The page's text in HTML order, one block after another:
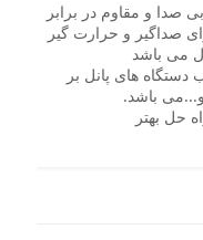
صدا و مقاوم در برابر
صداگیر و حرارت گیر
می باشد
های پانل بر
باشد.
حل بهتر